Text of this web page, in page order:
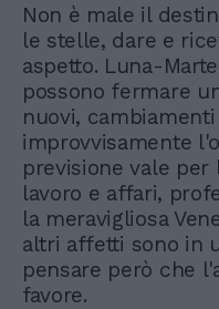
Non è male il
le stelle, dare e
aspetto. Luna-
possono fermare
nuovi,
improvvisamente
previsione vale
lavoro e affari,
la meravigliosa
altri affetti sono in
pensare però che
favore.